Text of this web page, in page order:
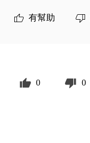
有幫助
0 0